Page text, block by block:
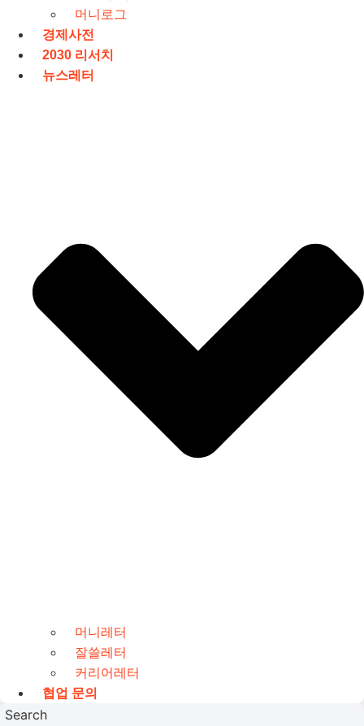
머니로그
경제사전
2030 리서치
뉴스레터
머니레터
잘쓸레터
커리어레터
협업 문의
Search